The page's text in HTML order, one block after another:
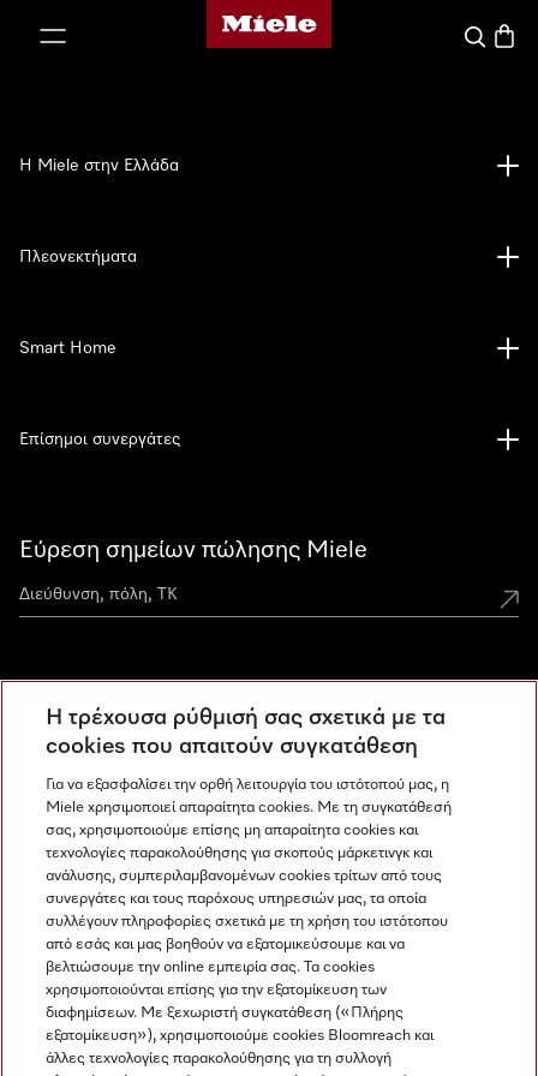
Αρχική σελίδα της Miele
Εύρεση σημείων πώλησης Miele
Ανακαλύψτε τα Miele Experience Center
Newsletter
Η Miele στην Ελλάδα
Πλεονεκτήματα
Smart Home
Επίσημοι συνεργάτες
Miele στο Instagram
Miele στο Facebook
Miele στο Youtube
Η τρέχουσα ρύθμισή σας σχετικά με τα
cookies που απαιτούν συγκατάθεση
Για να εξασφαλίσει την ορθή λειτουργία του ιστότοπού μας, η
Miele χρησιμοποιεί απαραίτητα cookies. Με τη συγκατάθεσή
σας, χρησιμοποιούμε επίσης μη απαραίτητα cookies και
τεχνολογίες παρακολούθησης για σκοπούς μάρκετινγκ και
ανάλυσης, συμπεριλαμβανομένων cookies τρίτων από τους
συνεργάτες και τους παρόχους υπηρεσιών μας, τα οποία
συλλέγουν πληροφορίες σχετικά με τη χρήση του ιστότοπου
από εσάς και μας βοηθούν να εξατομικεύσουμε και να
βελτιώσουμε την online εμπειρία σας. Τα cookies
χρησιμοποιούνται επίσης για την εξατομίκευση των
διαφημίσεων. Με ξεχωριστή συγκατάθεση («Πλήρης
εξατομίκευση»), χρησιμοποιούμε cookies Bloomreach και
άλλες τεχνολογίες παρακολούθησης για τη συλλογή